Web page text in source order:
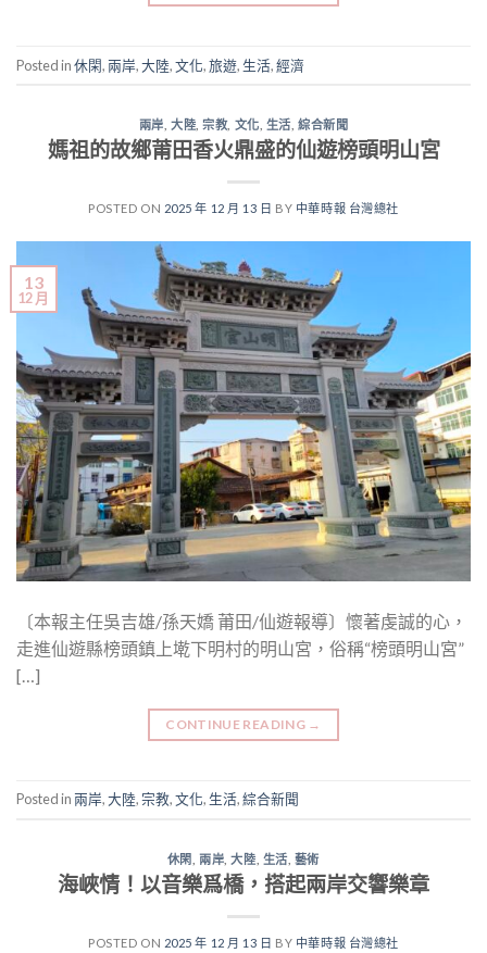
Posted in休閑,兩岸,大陸,文化,旅遊,生活,經濟
兩岸 大陸 ,宗教, 文化 生活 綜合新聞
媽祖的故鄉莆田香火鼎盛的仙遊榜頭明山宮
POSTED ON 2025 年 12 月 13 日 BY 中華時報 台灣總社
13
12 月
〔本報主任吳吉雄/孫天嬌 莆田/仙遊報導〕懷著虔誠的心，
走進仙遊縣榜頭鎮上墘下明村的明山宮，俗稱“榜頭明山宮”
[…]
CONTINUE READING →
Posted in兩岸,大陸,宗教,文化,生活,綜合新聞
休閑 ,兩岸 ,大陸 生活 藝術
海峽情！以音樂爲橋，搭起兩岸交響樂章
POSTED ON 2025 年 12 月 13 日 BY 中華時報 台灣總社